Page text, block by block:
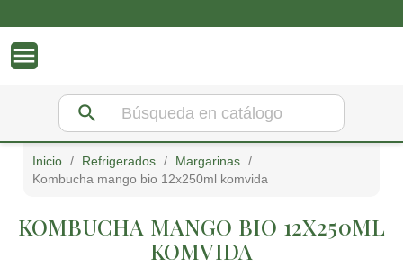

search
inicio refrigerados
margarinas
kombucha mango bio 12x250ml komvida
KOMBUCHA MANGO BIO 12X250ML
KOMVIDA